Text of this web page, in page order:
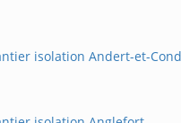
isolation Andert-et-